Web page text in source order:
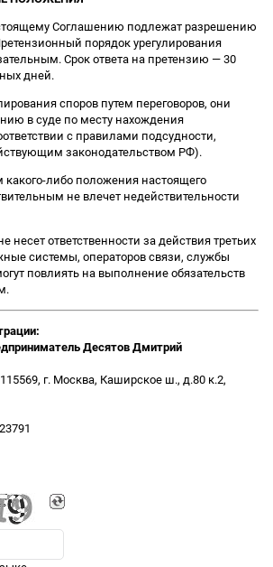
Соглашению подлежат разрешению
порядок урегулирования
Срок ответа на претензию — 30
дней.
споров путем переговоров, они
в суде по месту нахождения
с правилами подсудности,
законодательством РФ).
какого-либо положения настоящего
не влечет недействительности
несет ответственности за действия третьих
системы, операторов связи, службы
повлиять на выполнение обязательств
Десятов Дмитрий
115569, г. Москва, Каширское ш., д.80 к.2,